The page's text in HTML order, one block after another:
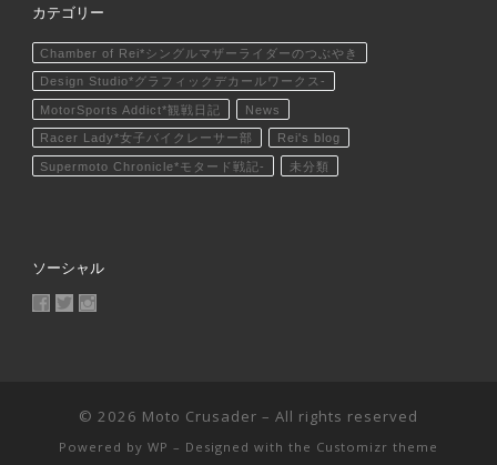
カテゴリー
Chamber of Rei*シングルマザーライダーのつぶやき
Design Studio*グラフィックデカールワークス-
MotorSports Addict*観戦日記 News
Racer Lady*女子バイクレーサー部 Rei's blog
Supermoto Chronicle*モタード戦記- 未分類
ソーシャル
MotoCrusader さんのプロフィールを Facebook で表示
@MotoCrusader さんのプロフィールを Twitter で表示
© 2026 Moto Crusader – All rights reserved
Powered by WP – Designed with the Customizr theme